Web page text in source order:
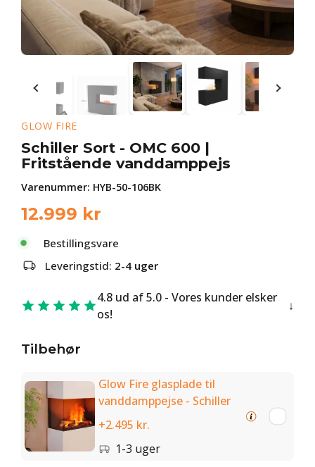
GLOW FIRE
Schiller Sort - OMC 600 |
Fritstående vanddamppejs
Varenummer: HYB-50-106BK
12.999 kr
Bestillingsvare
Leveringstid: 2-4 uger
4.8 ud af 5.0 - Vores kunder elsker
os!
Tilbehør
Glow Fire glasplade til
vanddamppejse - Schiller
+2.495 kr.
1-3 uger